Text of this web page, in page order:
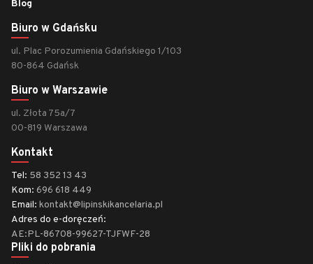
Blog
Biuro w Gdańsku
ul. Plac Porozumienia Gdańskiego 1/103
80-864 Gdańsk
Biuro w Warszawie
ul. Złota 75a/7
00-819 Warszawa
Kontakt
Tel: 58 352 13 43
Kom: 696 618 449
Email: kontakt@lipinskikancelaria.pl
Adres do e-doręczeń:
AE:PL-86708-99627-TJFWF-28
Pliki do pobrania